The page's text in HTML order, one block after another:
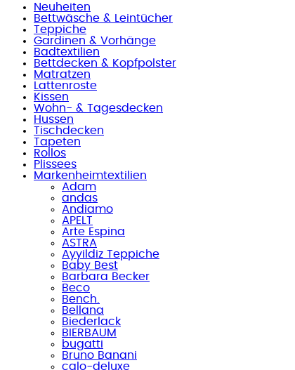
Neuheiten
Bettwäsche & Leintücher
Teppiche
Gardinen & Vorhänge
Badtextilien
Bettdecken & Kopfpolster
Matratzen
Lattenroste
Kissen
Wohn- & Tagesdecken
Hussen
Tischdecken
Tapeten
Rollos
Plissees
Markenheimtextilien
Adam
andas
Andiamo
APELT
Arte Espina
ASTRA
Ayyildiz Teppiche
Baby Best
Barbara Becker
Beco
Bench.
Bellana
Biederlack
BIERBAUM
bugatti
Bruno Banani
calo-deluxe